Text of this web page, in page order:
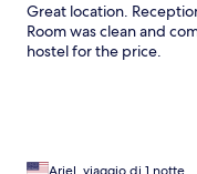
Great location.
Room was clean and
hostel for the price.